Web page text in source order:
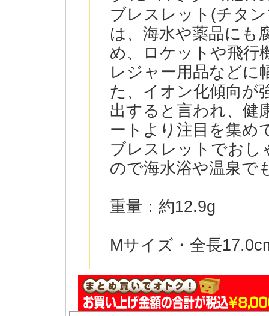
ブレスレット(チタ
は、海水や薬品にも
め、ロケットや飛行
レジャー用品などに
た、イオン化傾向が
出すると言われ、健
ートより注目を集め
ブレスレットでおし
ので海水浴や温泉で
重量：約12.9g
Mサイズ・全長